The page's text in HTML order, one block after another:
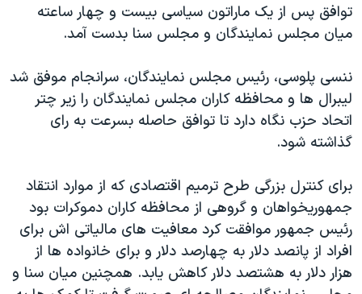
توافق پس از یک ماراتون سیاسی بیست و چهار ساعته
میان مجلس نمایندگان و مجلس سنا بدست آمد.
ننسی پلوسی، رئیس مجلس نمایندگان، سرانجام موفق شد
لیبرال ها و محافظه کاران مجلس نمایندگان را زیر چتر
اتحاد حزب نگاه دارد تا توافق حاصله بسرعت به رای
گذاشته شود.
برای کنترل بزرگی طرح ترمیم اقتصادی که از موارد انتقاد
جمهوریخواهان و گروهی از محافظه کاران دموکرات بود
رئیس جمهور موافقت کرد معافیت های مالیاتی اش برای
افراد از پانصد دلار به چهارصد دلار و برای خانواده ها از
هزار دلار به هشتصد دلار کاهش یابد. همچنین میان سنا و